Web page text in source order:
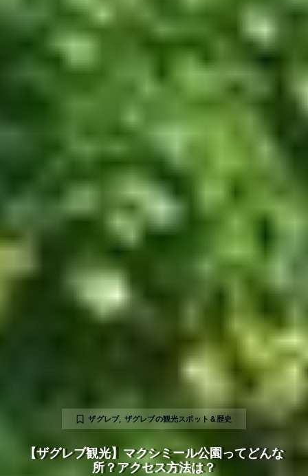
ザグレブ, ザグレブの観光スポット＆歴史
【ザグレブ観光】マクシミール公園ってどんな
所？アクセス方法は？